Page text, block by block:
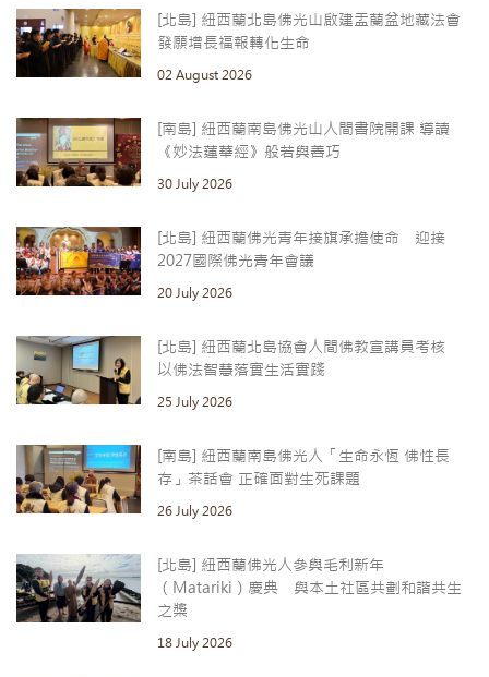
[北島] 紐西蘭北島佛光山啟建盂蘭盆地藏法會
發願增長福報轉化生命
02 August 2026
[南島] 紐西蘭南島佛光山人間書院開課 導讀
《妙法蓮華經》般若與善巧
30 July 2026
[北島] 紐西蘭佛光青年接旗承擔使命 迎接
2027國際佛光青年會議
20 July 2026
[北島] 紐西蘭北島協會人間佛教宣講員考核
以佛法智慧落實生活實踐
25 July 2026
[南島] 紐西蘭南島佛光人「生命永恆 佛性長
存」茶話會 正確面對生死課題
26 July 2026
[北島] 紐西蘭佛光人參與毛利新年
（Matariki）慶典 與本土社區共劃和諧共生
之槳
18 July 2026